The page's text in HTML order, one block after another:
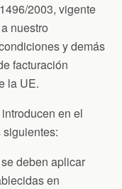
2003, vigente
nuestro
y demás
facturación
la UE.
en el
deben aplicar
en